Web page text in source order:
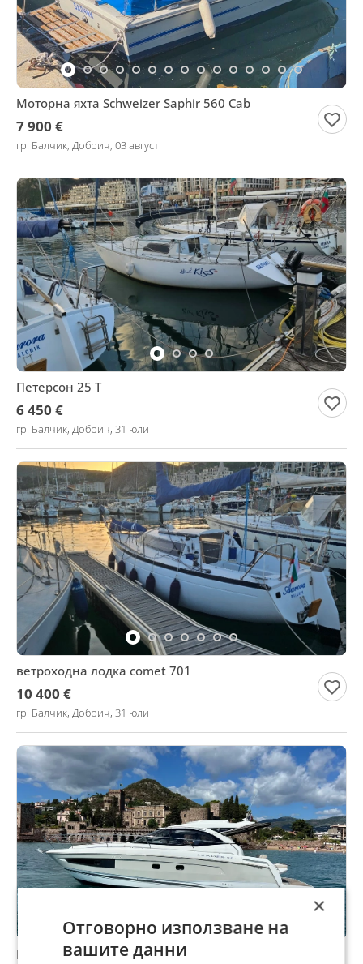
Моторна яхта Schweizer Saphir 560 Cab
7 900 €
гр. Балчик, Добрич, 03 август
Петерсон 25 Т
6 450 €
гр. Балчик, Добрич, 31 юли
ветроходна лодка comet 701
10 400 €
гр. Балчик, Добрич, 31 юли
Моторна яхта Jeanneau Leader 36
×
Отговорно използване на
вашите данни